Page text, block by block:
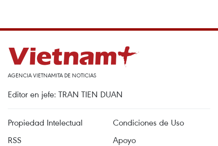
AGENCIA VIETNAMITA DE NOTICIAS
Editor en jefe: TRAN TIEN DUAN
Propiedad Intelectual
Condiciones de Uso
RSS
Apoyo